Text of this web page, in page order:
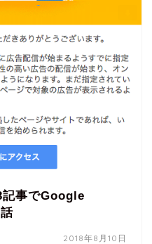
事でGoogle
2018年8月10日